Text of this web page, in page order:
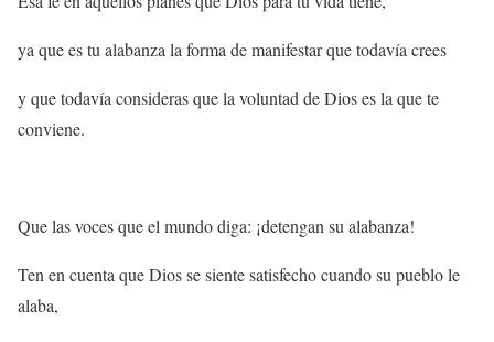
ya que es tu alabanza la forma de manifestar que todavía crees
y que todavía consideras que la voluntad de Dios es la que te
conviene.
Que las voces que el mundo diga: ¡detengan su alabanza!
Ten en cuenta que Dios se siente satisfecho cuando su pueblo le
alaba,